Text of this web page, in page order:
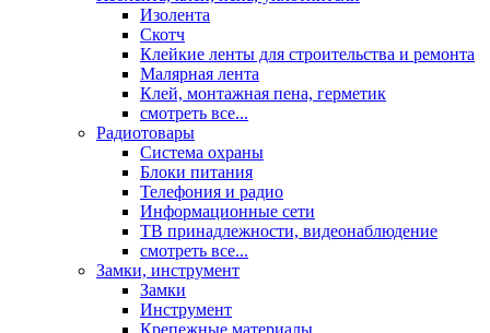
Изолента
Скотч
Клейкие ленты для строительства и ремонта
Малярная лента
Клей, монтажная пена, герметик
смотреть все...
Радиотовары
Система охраны
Блоки питания
Телефония и радио
Информационные сети
ТВ принадлежности, видеонаблюдение
смотреть все...
Замки, инструмент
Замки
Инструмент
Крепежные материалы